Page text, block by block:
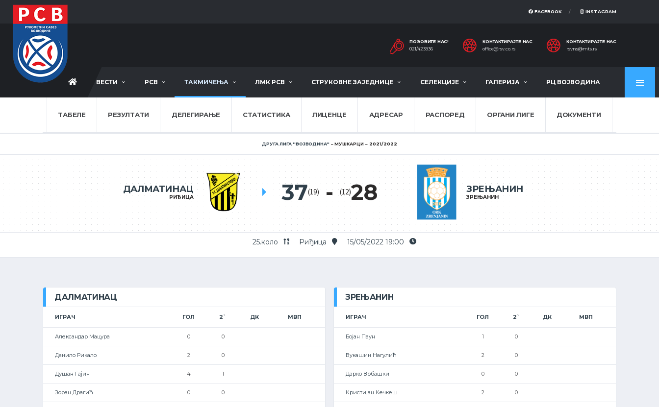
FACEBOOK INSTAGRAM
ПОЗОВИТЕ НАС!
021/423936
КОНТАКТИРАЈТЕ НАС
office@rsv.co.rs
КОНТАКТИРАЈТЕ НАС
rsvns@mts.rs
ВЕСТИ РСВ ТАКМИЧЕЊА ЛМК РСВ СТРУКОВНЕ ЗАЈЕДНИЦЕ СЕЛЕКЦИЈЕ ГАЛЕРИЈА РЦ ВОЈВОДИНА
ТАБЕЛЕ РЕЗУЛТАТИ ДЕЛЕГИРАЊЕ СТАТИСТИКА ЛИЦЕНЦЕ АДРЕСАР РАСПОРЕД ОРГАНИ ЛИГЕ ДОКУМЕНТИ
ДРУГА ЛИГА ''ВОЈВОДИНА'' МУШКАРЦИ 2021/2022
ДАЛМАТИНАЦ
РИЂИЦА 37(19) ЗРЕЊАНИН
ЗРЕЊАНИН
(12)28
25.коло Риђица 15/05/2022 19:00
ДАЛМАТИНАЦ
ИГРАЧ ГОЛ 2` ДК МВП
Александар Мацура 0 0
Данило Рикало 2 0
Душан Гајин 4 1
Зоран Драгић 0 0
ЗРЕЊАНИН
ИГРАЧ ГОЛ 2` ДК МВП
Бојан Паун 1 0
Вукашин Нагулић 2 0
Дарко Врбашки 0 0
Кристијан Кечкеш 2 0